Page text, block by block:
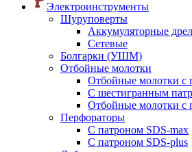
Электроинструменты
Шуруповерты
Аккумуляторные
Сетевые
Болгарки (УШМ)
Отбойные молотки
Отбойные молотки с
С шестигранным
Отбойные молотки с
Перфораторы
С патроном SDS-max
С патроном SDS-plus